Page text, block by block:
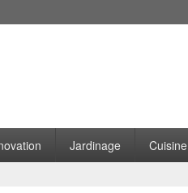
Jardinage Cuisine